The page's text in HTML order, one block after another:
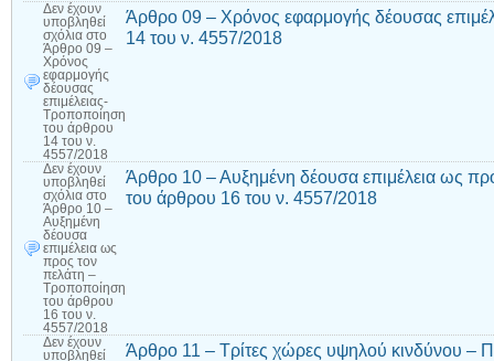
Δεν έχουν
υποβληθεί
σχόλια στο
Άρθρο 09 –
Χρόνος
εφαρμογής
δέουσας
επιμέλειας-
Τροποποίηση
του άρθρου
14 του ν.
4557/2018
Άρθρο 09 – Χρόνος εφαρμογής δέουσας
14 του ν. 4557/2018
Δεν έχουν
υποβληθεί
σχόλια στο
Άρθρο 10 –
Αυξημένη
δέουσα
επιμέλεια ως
προς τον
πελάτη –
Τροποποίηση
του άρθρου
16 του ν.
4557/2018
Άρθρο 10 – Αυξημένη δέουσα επιμέλεια ως
του άρθρου 16 του ν. 4557/2018
Δεν έχουν
υποβληθεί
Άρθρο 11 – Τρίτες χώρες υψηλού κινδύνου –